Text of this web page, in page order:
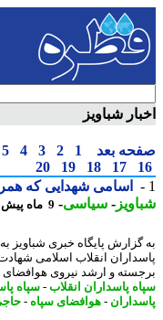
شباویز
بعد 1
2
3
4
5
6
17
18
19
20
اسامی شهدایی که
-سیاسی-9 ماه پیش - جمعه 16 آبان 1404، 14:47
پایگاه خبری شباویز به
انقلاب اسلامی شهادت
و ارشد نیروی هوافضای سپاه
پاسداران انقلاب-سپاه
- هوافضای سپاه-حاجی